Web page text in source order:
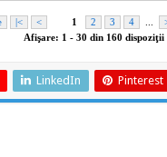
LinkedIn Pinterest